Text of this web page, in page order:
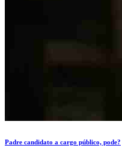
Padre candidato a cargo público, pode?